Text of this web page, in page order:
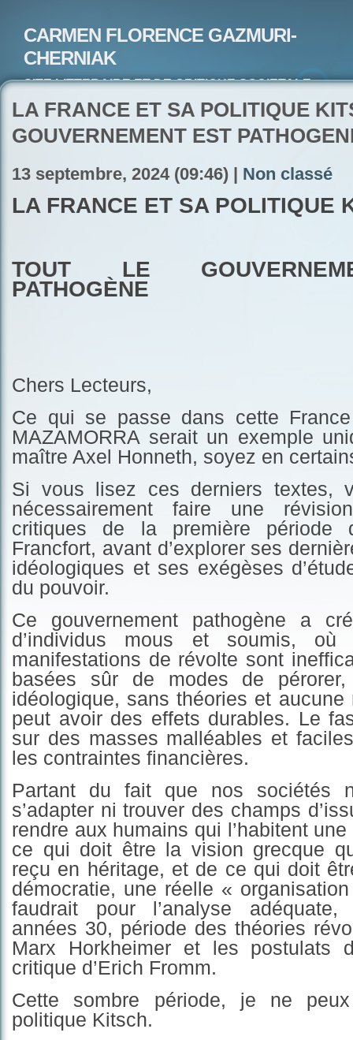
CARMEN FLORENCE GAZMURI-
CHERNIAK
SITE LITTERAIRE ET DE CRITIQUE SOCIETALE-
LA FRANCE ET SA POLITIQUE
GOUVERNEMENT EST
13 septembre, 2024 (09:46) | Non classé
LA FRANCE ET SA POLITIQUE
TOUT LE
PATHOGÈNE
Chers Lecteurs,
Ce qui se passe dans cette
MAZAMORRA serait un exemple
maître Axel Honneth, soyez en
Si vous lisez ces derniers textes,
nécessairement faire une
critiques de la première période
Francfort, avant d’explorer ses
idéologiques et ses exégèses
du pouvoir.
Ce gouvernement pathogène a
d’individus mous et soumis, où
manifestations de révolte sont
basées sûr de modes de
idéologique, sans théories et aucune
peut avoir des effets durables. Le
sur des masses malléables et
les contraintes financières.
Partant du fait que nos sociétés
s’adapter ni trouver des champs
rendre aux humains qui l’habitent
ce qui doit être la vision grecque
reçu en héritage, et de ce qui doit
démocratie, une réelle «
faudrait pour l’analyse adéquate,
années 30, période des théories
Marx Horkheimer et les postulats
critique d’Erich Fromm.
Cette sombre période, je ne
politique Kitsch.